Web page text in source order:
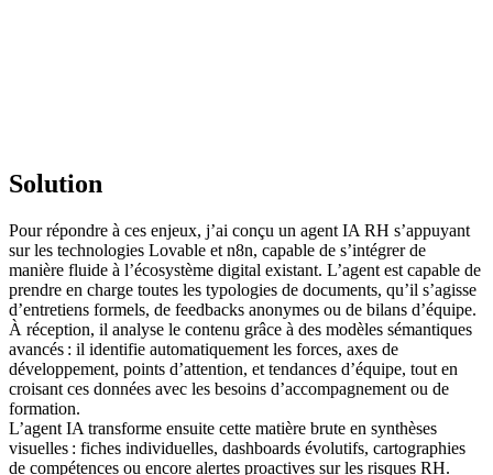
Solution
Pour répondre à ces enjeux, j’ai conçu un agent IA RH s’appuyant
sur les technologies Lovable et n8n, capable de s’intégrer de
manière fluide à l’écosystème digital existant. L’agent est capable de
prendre en charge toutes les typologies de documents, qu’il s’agisse
d’entretiens formels, de feedbacks anonymes ou de bilans d’équipe.
À réception, il analyse le contenu grâce à des modèles sémantiques
avancés : il identifie automatiquement les forces, axes de
développement, points d’attention, et tendances d’équipe, tout en
croisant ces données avec les besoins d’accompagnement ou de
formation.
L’agent IA transforme ensuite cette matière brute en synthèses
visuelles : fiches individuelles, dashboards évolutifs, cartographies
de compétences ou encore alertes proactives sur les risques RH.